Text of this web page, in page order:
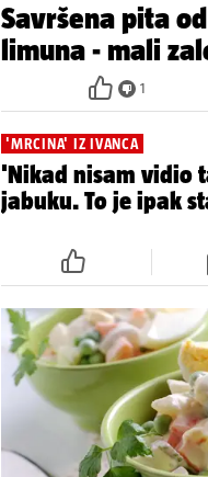
Savršena pita
limuna - mali
1
'MRCINA' IZ IVANCA
'Nikad nisam vidio
jabuku. To je ipak